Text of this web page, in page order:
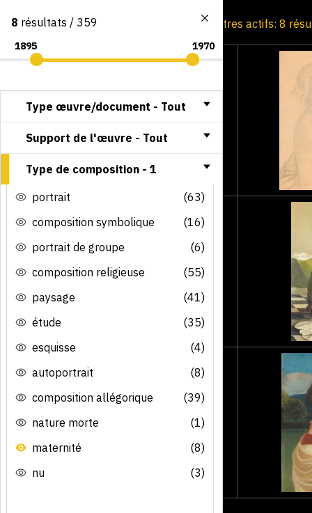
Consultation par image Filtres actifs: 8
8 résultats / 359
Type œuvre/document - Tout
Support de l'œuvre - Tout
Type de composition - 1
portrait
(63)
composition symbolique
(16)
portrait de groupe
(6)
composition religieuse
(55)
paysage
(41)
étude
(35)
esquisse
(4)
autoportrait
(8)
composition allégorique
(39)
nature morte
(1)
maternité
(8)
nu
(3)